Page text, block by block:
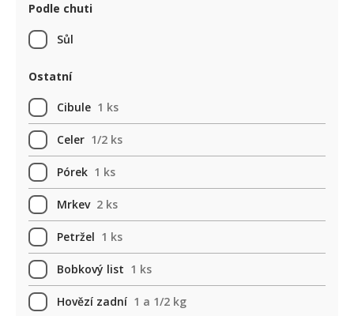
Podle chuti
Sůl
Ostatní
Cibule 1 ks
Celer 1/2 ks
Pórek 1 ks
Mrkev 2 ks
Petržel 1 ks
Bobkový list 1 ks
Hovězí zadní 1 a 1/2 kg